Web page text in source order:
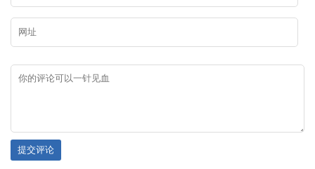
提交评论